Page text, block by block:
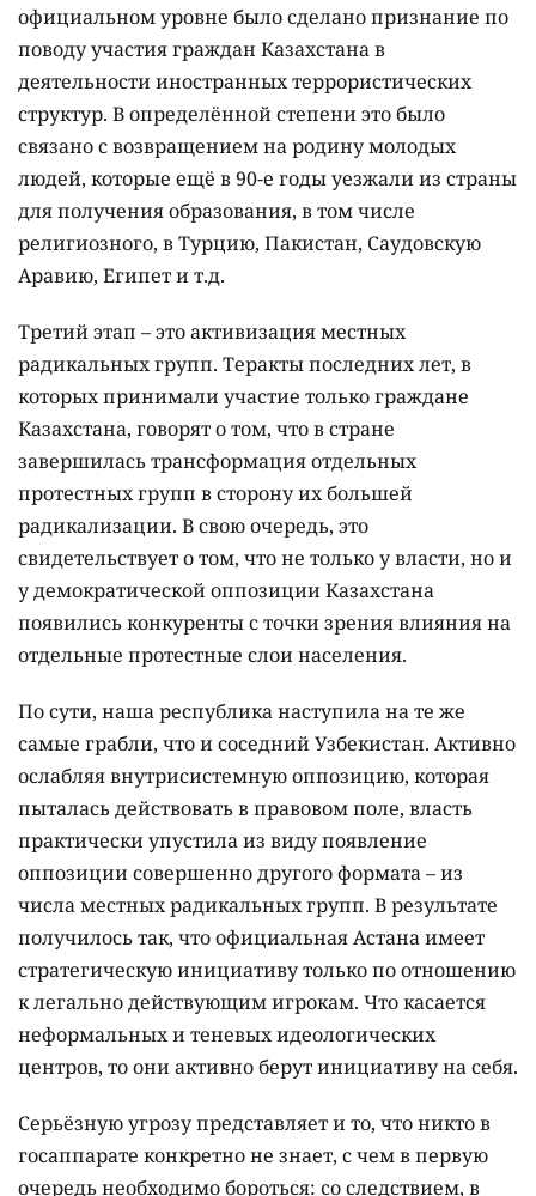
официальном уровне было сделано признание по
поводу участия граждан Казахстана в
деятельности иностранных террористических
структур. В определённой степени это было
связано с возвращением на родину молодых
людей, которые ещё в 90-е годы уезжали из страны
для получения образования, в том числе
религиозного, в Турцию, Пакистан, Саудовскую
Аравию, Египет и т.д.
Третий этап – это активизация местных
радикальных групп. Теракты последних лет, в
которых принимали участие только граждане
Казахстана, говорят о том, что в стране
завершилась трансформация отдельных
протестных групп в сторону их большей
радикализации. В свою очередь, это
свидетельствует о том, что не только у власти, но и
у демократической оппозиции Казахстана
появились конкуренты с точки зрения влияния на
отдельные протестные слои населения.
По сути, наша республика наступила на те же
самые грабли, что и соседний Узбекистан. Активно
ослабляя внутрисистемную оппозицию, которая
пыталась действовать в правовом поле, власть
практически упустила из виду появление
оппозиции совершенно другого формата – из
числа местных радикальных групп. В результате
получилось так, что официальная Астана имеет
стратегическую инициативу только по отношению
к легально действующим игрокам. Что касается
неформальных и теневых идеологических
центров, то они активно берут инициативу на себя.
Серьёзную угрозу представляет и то, что никто в
госаппарате конкретно не знает, с чем в первую
очередь необходимо бороться: cо следствием, в